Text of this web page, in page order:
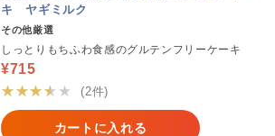
キ ヤギミルク
その他厳選
しっとりもちふわ食感のグルテンフリーケーキ
¥715
★★★★★
(2件)
カートに入れる